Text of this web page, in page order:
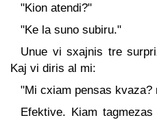
"Kion atendi?"
"Ke la suno subiru."
Unue vi sxajnis tre
Kaj vi diris al mi:
"Mi cxiam pensas kvaza?
Efektive. Kiam